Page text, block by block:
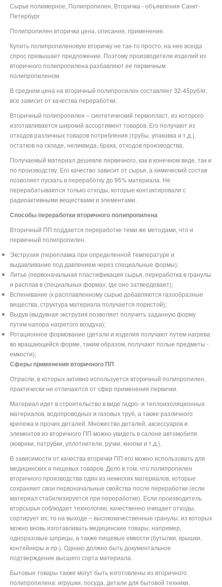
Академическая
Политехническая
Площадь Мужества
Лесная
Выборгская
Площадь Ленина
Чернышевская
Площадь Восстания
Владимирская
Пушкинская
Технологический институт
Балтийская
Нарвская
Ленинский проспект
Проспект Ветеранов
Проспект Просвещения
Озерки
Удельная
Пионерская
Чёрная речка
Петроградская
Горьковская
Невский проспект
Сенная площадь
Технологический институт
Фрунзенская
Московские ворота
Электросила
Звёздная
Купчино
Приморская
Василеостровская
Гостиный двор
Маяковская
Площадь Александра
Елизаровская
Ломоносовская
Пролетарская
Обухово
Рыбацкое
Правобережная
Достоевская
Лиговский проспект
Площадь Александра
Невского
Новочеркасская
Ладожская
Проспект Большевиков
Улица Дыбенко
Фрунзенско-Приморская
Старая Деревня
Крестовский остров
Спортивная
Адмиралтейская
Звенигородская
Обводный канал
Волковская
Бухарестская
Международная
Проспект Славы
Дунайская
Шушары
Применить Сбросить фильтр
Сырье полимерное, Полипропилен, Вторичка - объявления Санкт-
Петербург
Полипропилен вторичка цена, описание, применение.
Купить полипропиленовую вторичку не так-то просто, на нее всегда
спрос превышает предложение. Поэтому производители изделий из
вторичного полипропилена разбавляют ее первичным
полипропиленом.
В среднем цена на вторичный полипропилен составляет 32-45руб/кг,
все зависит от качества переработки.
Вторичный полипропилен – синтетический термопласт, из которого
изготавливается широкий ассортимент товаров. Его получают из
отходов различных товаров потребления (трубы, упаковка и т.д.),
остатков на складе, неликвида, брака, отходов производства.
Получаемый материал дешевле первичного, как в конечном виде, так и
по производству. Его качество зависит от сырья, а химический состав
позволяет пускать в переработку до 95% материала. Не
перерабатываются только отходы, которые контактировали с
радиоактивными веществами и элементами.
Способы переработки вторичного полипропилена
Вторичный ПП поддается переработке теми же методами, что и
первичный полипропилен.
Экструзия (переплавка при определенной температуре и
выдавливание под давлением через специальные формы);
Литье (первоначальная пластификация сырья, переработка в гранулы
и расплав в специальных формах, где оно затвердевает);
Вспенивание (к расплавленному сырью добавляются газообразные
вещества, структура материала получается пористой);
Выдув (выдувная экструзия позволяет получить заданную форму
путем напора нагретого воздуха);
Ротационное формование (детали и изделия получают путем нагрева
во вращающейся форме, таким образом, получают полые предметы -
емкости);
Сферы применения вторичного ПП
Отрасли, в которых активно используется вторичный полипропилен,
практически не отличаются от сфер применения первички.
Материал идет в строительство в виде гидро- и теплоизоляционных
материалов, водопроводных и газовых труб, а также различного
крепежа и прочих деталей. Множество деталей, аксессуаров и
элементов из вторичного ПП можно увидеть в салоне автомобиля
(коврики, патрубки, уплотнители, ручки, кнопки и т.д.).
В зависимости от качества вторички ПП его можно использовать для
медицинских и пищевых товаров. Дело в том, что полипропилен
вторичного производства один из немногих материалов, которые
сохраняют свои первоначальные свойства после переработки (если
материал стабилизируется при переработке). Если производитель
вторсырья соблюдает технологию, качественно очищает отходы,
сортирует их, то на выходе – высококачественные гранулы, из которых
можно вновь изготавливать медицинские товары, например,
одноразовые шприцы, а также пищевые емкости (бутылки, крышки,
контейнеры и пр.). Однако должно быть документальное
подтверждение высшего сорта материала.
Бытовые товары также могут быть изготовлены из вторичного
полипропилена: игрушки, посуда, детали для бытовой техники,